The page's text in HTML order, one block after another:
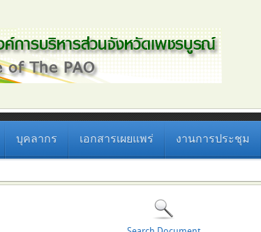
บุคลากร เอกสารเผยแพร่ งานการประชุม